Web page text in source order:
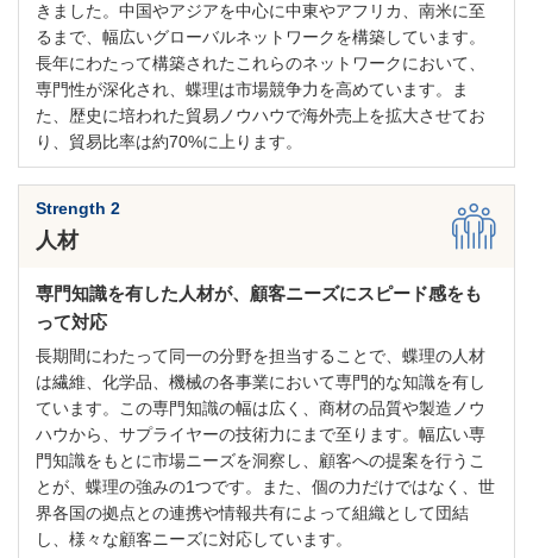
きました。中国やアジアを中心に中東やアフリカ、南米に至
るまで、幅広いグローバルネットワークを構築しています。
長年にわたって構築されたこれらのネットワークにおいて、
専門性が深化され、蝶理は市場競争力を高めています。ま
た、歴史に培われた貿易ノウハウで海外売上を拡大させてお
り、貿易比率は約70%に上ります。
Strength 2
人材
専門知識を有した人材が、顧客ニーズにスピード感をも
って対応
長期間にわたって同一の分野を担当することで、蝶理の人材
は繊維、化学品、機械の各事業において専門的な知識を有し
ています。この専門知識の幅は広く、商材の品質や製造ノウ
ハウから、サプライヤーの技術力にまで至ります。幅広い専
門知識をもとに市場ニーズを洞察し、顧客への提案を行うこ
とが、蝶理の強みの1つです。また、個の力だけではなく、世
界各国の拠点との連携や情報共有によって組織として団結
し、様々な顧客ニーズに対応しています。